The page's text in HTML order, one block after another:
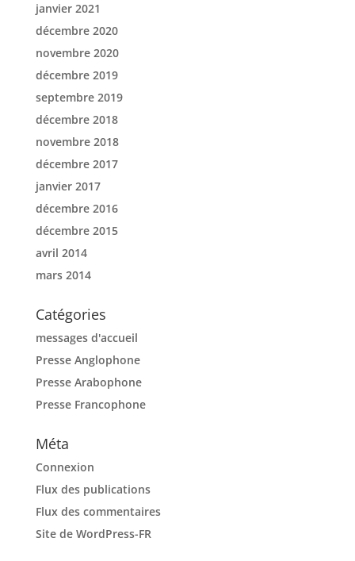
janvier 2021
décembre 2020
novembre 2020
décembre 2019
septembre 2019
décembre 2018
novembre 2018
décembre 2017
janvier 2017
décembre 2016
décembre 2015
avril 2014
mars 2014
Catégories
messages d'accueil
Presse Anglophone
Presse Arabophone
Presse Francophone
Méta
Connexion
Flux des publications
Flux des commentaires
Site de WordPress-FR